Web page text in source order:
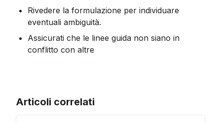
Rivedere la formulazione per individuare
eventuali ambiguità.
Assicurati che le linee guida non siano in
conflitto con altre
Articoli correlati